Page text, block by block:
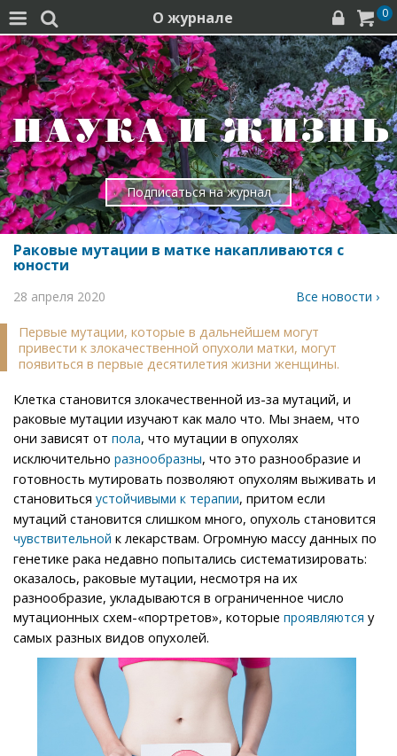
  О журнале   0
Подписаться на журнал
Раковые мутации в матке накапливаются с
юности
28 апреля 2020 Все новости ›
Первые мутации, которые в дальнейшем могут
привести к злокачественной опухоли матки, могут
появиться в первые десятилетия жизни женщины.
Клетка становится злокачественной из-за мутаций, и
раковые мутации изучают как мало что. Мы знаем, что
они зависят от пола, что мутации в опухолях
исключительно разнообразны, что это разнообразие и
готовность мутировать позволяют опухолям выживать и
становиться устойчивыми к терапии, притом если
мутаций становится слишком много, опухоль становится
чувствительной к лекарствам. Огромную массу данных по
генетике рака недавно попытались систематизировать:
оказалось, раковые мутации, несмотря на их
разнообразие, укладываются в ограниченное число
мутационных схем-«портретов», которые проявляются у
самых разных видов опухолей.